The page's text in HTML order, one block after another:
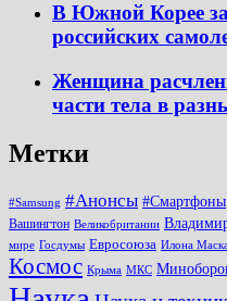
В Южной Корее
российских
Женщина
части тела в
Метки
#Samsung #Анонсы #Смартфоны
Вашингтон Великобритании
мире Госдумы Евросоюза Илона
Космос Крыма МКС